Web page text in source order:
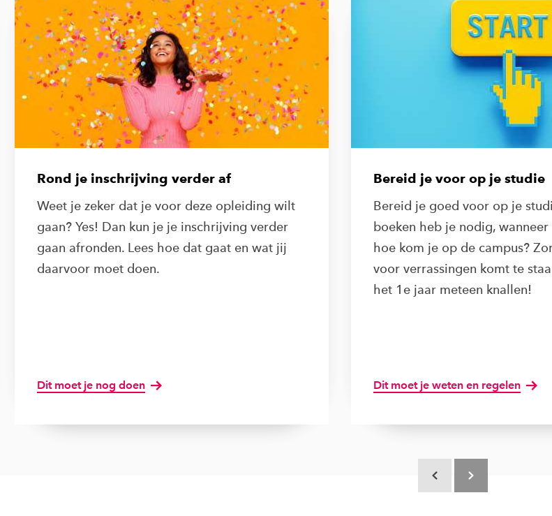
Rond je inschrijving verder af
Weet je zeker dat je voor deze opleiding wilt
gaan? Yes! Dan kun je je inschrijving verder
gaan afronden. Lees hoe dat gaat en wat jij
daarvoor moet doen.
Dit moet je nog doen
Bereid je voor op je studie
Bereid je goed voor op je
boeken heb je nodig,
hoe kom je op de campus?
voor verrassingen komt te
het 1e jaar meteen knallen!
Dit moet je weten en regelen